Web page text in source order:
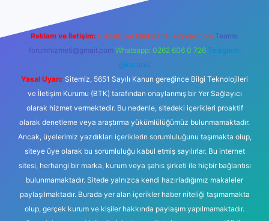
Reklam ve İletişim: E-mail: backlinkpaneli@gmail.com Teams:
forumhizmeti@gmail.com Whatsapp: 0262 606 0 726 Telegram:
@karabul
Yasal Uyarı: Sitemiz, 5651 Sayılı Kanun gereğince Bilgi Teknolojileri
ve İletişim Kurumu (BTK) tarafından onaylanmış bir Yer Sağlayıcı
olarak hizmet vermektedir. Bu nedenle, sitedeki içerikleri proaktif
olarak denetleme veya araştırma yükümlülüğümüz bulunmamaktadır.
Ancak, üyelerimiz yazdıkları içeriklerin sorumluluğunu taşımakta olup,
siteye üye olarak bu sorumluluğu kabul etmiş sayılırlar. Bu internet
sitesi, herhangi bir marka, kurum veya şahıs şirketi ile hiçbir bağlantısı
bulunmamaktadır. Sitede yalnızca kendi hazırladığımız makaleler
paylaşılmaktadır. Burada yer alan içerikler haber niteliği taşımamakta
olup, gerçek kurum ve kişiler hakkında paylaşım yapılmamaktadır.